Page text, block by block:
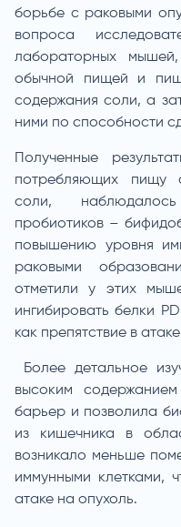
борьбе с раковыми
вопроса
лабораторных
обычной пищей и
содержания соли, а
ними по способности
Полученные
потребляющих пищу
соли,
пробиотиков –
повышению уровня
раковыми
отметили у этих
ингибировать белки
как препятствие в
Более детальное
высоким
барьер и позволила
из кишечника в
возникало меньше
иммунными клетками,
атаке на опухоль.